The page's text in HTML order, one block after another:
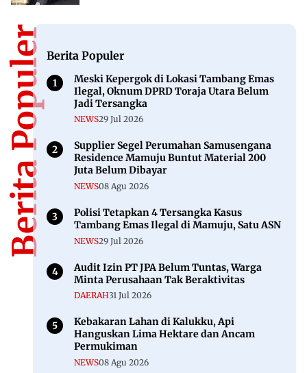
Berita PopulerBerita Populer
Meski Kepergok di Lokasi Tambang Emas
Ilegal, Oknum DPRD Toraja Utara Belum
Jadi Tersangka
NEWS29 Jul 2026
Supplier Segel Perumahan Samusengana
Residence Mamuju Buntut Material 200
Juta Belum Dibayar
NEWS08 Agu 2026
Polisi Tetapkan 4 Tersangka Kasus
Tambang Emas Ilegal di Mamuju, Satu ASN
NEWS29 Jul 2026
Audit Izin PT JPA Belum Tuntas, Warga
Minta Perusahaan Tak Beraktivitas
DAERAH31 Jul 2026
Kebakaran Lahan di Kalukku, Api
Hanguskan Lima Hektare dan Ancam
Permukiman
NEWS08 Agu 2026